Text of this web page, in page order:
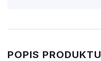
POPIS PRODUKTU